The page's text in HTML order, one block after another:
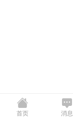
首页 消息